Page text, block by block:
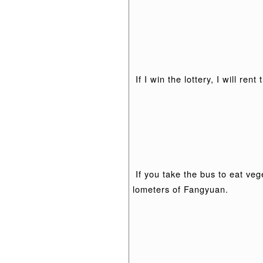
If I win the lottery, I will rent
If you take the bus to eat
lometers of Fangyuan.